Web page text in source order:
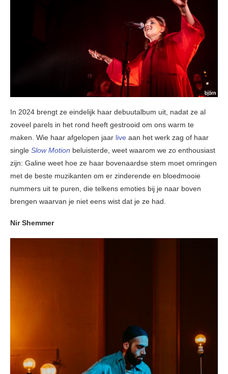
In 2024 brengt ze eindelijk haar debuutalbum uit, nadat ze al
zoveel parels in het rond heeft gestrooid om ons warm te
maken. Wie haar afgelopen jaar live aan het werk zag of haar
single Slow Motion beluisterde, weet waarom we zo enthousiast
zijn: Galine weet hoe ze haar bovenaardse stem moet omringen
met de beste muzikanten om er zinderende en bloedmooie
nummers uit te puren, die telkens emoties bij je naar boven
brengen waarvan je niet eens wist dat je ze had.
Nir Shemmer